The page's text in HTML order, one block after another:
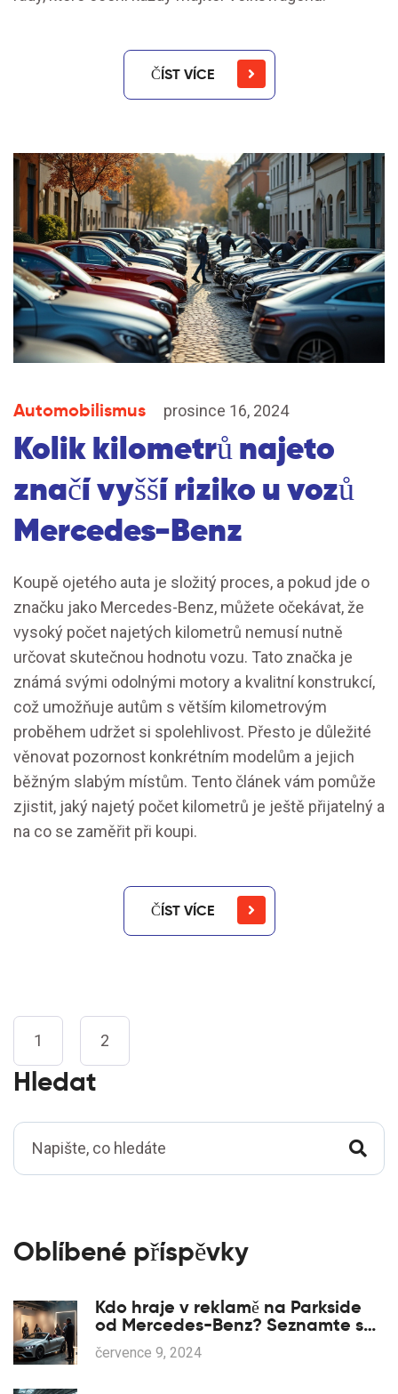
ČÍST VÍCE
Automobilismus prosince 16, 2024
Kolik kilometrů najeto
značí vyšší riziko u vozů
Mercedes-Benz
Koupě ojetého auta je složitý proces, a pokud jde o
značku jako Mercedes-Benz, můžete očekávat, že
vysoký počet najetých kilometrů nemusí nutně
určovat skutečnou hodnotu vozu. Tato značka je
známá svými odolnými motory a kvalitní konstrukcí,
což umožňuje autům s větším kilometrovým
proběhem udržet si spolehlivost. Přesto je důležité
věnovat pozornost konkrétním modelům a jejich
běžným slabým místům. Tento článek vám pomůže
zjistit, jaký najetý počet kilometrů je ještě přijatelný a
na co se zaměřit při koupi.
ČÍST VÍCE
1 2
Hledat
Oblíbené příspěvky
Kdo hraje v reklamě na Parkside
od Mercedes-Benz? Seznamte se
s tvářemi kampaně
července 9, 2024